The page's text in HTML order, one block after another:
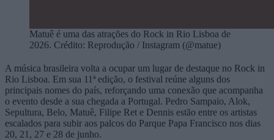
Matuê é uma das atrações do Rock in Rio Lisboa de
2026. Crédito: Reprodução / Instagram (@matue)
A música brasileira volta a ocupar um lugar de destaque no Rock in
Rio Lisboa. Em sua 11ª edição, o festival reúne alguns dos
principais nomes do país, reforçando uma conexão que acompanha
o evento desde a sua chegada a Portugal. Pedro Sampaio, Alok,
Sepultura, Belo, Matuê, Filipe Ret e Dennis estão entre os artistas
escalados para subir aos palcos do Parque Papa Francisco nos dias
20, 21, 27 e 28 de junho.